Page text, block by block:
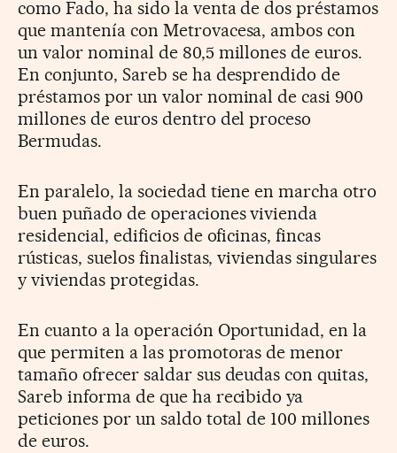
como Fado, ha sido la venta de dos préstamos
que mantenía con Metrovacesa, ambos con
un valor nominal de 80,5 millones de euros.
En conjunto, Sareb se ha desprendido de
préstamos por un valor nominal de casi 900
millones de euros dentro del proceso
Bermudas.
En paralelo, la sociedad tiene en marcha otro
buen puñado de operaciones vivienda
residencial, edificios de oficinas, fincas
rústicas, suelos finalistas, viviendas singulares
y viviendas protegidas.
En cuanto a la operación Oportunidad, en la
que permiten a las promotoras de menor
tamaño ofrecer saldar sus deudas con quitas,
Sareb informa de que ha recibido ya
peticiones por un saldo total de 100 millones
de euros.